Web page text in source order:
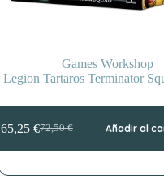
Games Workshop
Legion Tartaros Terminator
72,50€
El
precio
era:
65,25 €El
precio
es:
Añadir al